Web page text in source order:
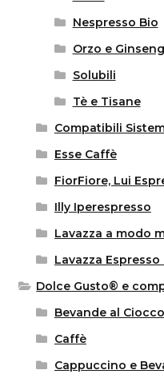
Nespresso Bio
Orzo e Ginseng
Solubili
Tè e Tisane
Compatibili
Esse Caffè
FiorFiore, Lui
Illy Iperespresso
Lavazza a modo
Lavazza
Dolce Gusto® e
Bevande al
Caffè
Cappuccino e